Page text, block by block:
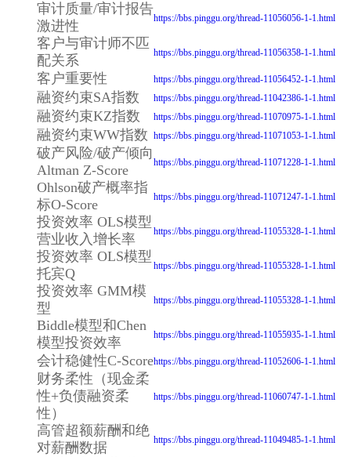
审计质量/审计报告
激进性
https://bbs.pinggu.org/thread-11056056-1-1.html
客户与审计师不匹
配关系
https://bbs.pinggu.org/thread-11056358-1-1.html
客户重要性 https://bbs.pinggu.org/thread-11056452-1-1.html
融资约束SA指数 https://bbs.pinggu.org/thread-11042386-1-1.html
融资约束KZ指数 https://bbs.pinggu.org/thread-11070975-1-1.html
融资约束WW指数 https://bbs.pinggu.org/thread-11071053-1-1.html
破产风险/破产倾向
Altman Z-Score
https://bbs.pinggu.org/thread-11071228-1-1.html
Ohlson破产概率指
标O-Score
https://bbs.pinggu.org/thread-11071247-1-1.html
投资效率 OLS模型
营业收入增长率
https://bbs.pinggu.org/thread-11055328-1-1.html
投资效率 OLS模型
托宾Q
https://bbs.pinggu.org/thread-11055328-1-1.html
投资效率 GMM模
型
https://bbs.pinggu.org/thread-11055328-1-1.html
Biddle模型和Chen
模型投资效率
https://bbs.pinggu.org/thread-11055935-1-1.html
会计稳健性C-Scorehttps://bbs.pinggu.org/thread-11052606-1-1.html
财务柔性（现金柔
性+负债融资柔
性）
https://bbs.pinggu.org/thread-11060747-1-1.html
高管超额薪酬和绝
对薪酬数据
https://bbs.pinggu.org/thread-11049485-1-1.html